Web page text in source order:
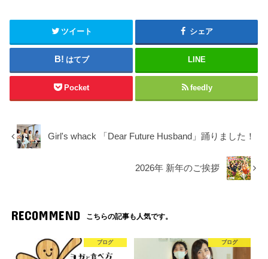
ツイート シェア
はてブ LINE
Pocket feedly
Girl's whack 「Dear Future Husband」踊りました！
2026年 新年のご挨拶
RECOMMEND こちらの記事も人気です。
ブログ ブログ